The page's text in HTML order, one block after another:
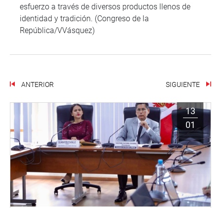
esfuerzo a través de diversos productos llenos de
identidad y tradición. (Congreso de la
República/VVásquez)
ANTERIOR SIGUIENTE
13
01